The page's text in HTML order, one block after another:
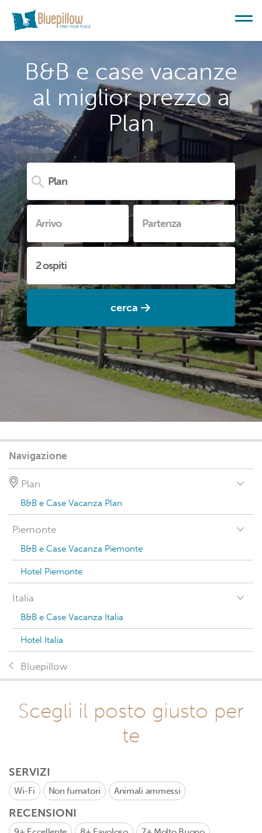
B&B e case vacanze
al miglior prezzo a
Plan
cerca
Navigazione
Plan
B&B e Case Vacanza Plan
Piemonte
B&B e Case Vacanza Piemonte
Hotel Piemonte
Italia
B&B e Case Vacanza Italia
Hotel Italia
Bluepillow
Scegli il posto giusto per
te
SERVIZI
Wi-Fi Non fumatori Animali ammessi
RECENSIONI